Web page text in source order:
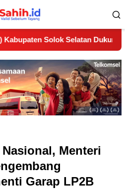
Selatan Dukung Ketahanan
Menteri
Garap LP2B